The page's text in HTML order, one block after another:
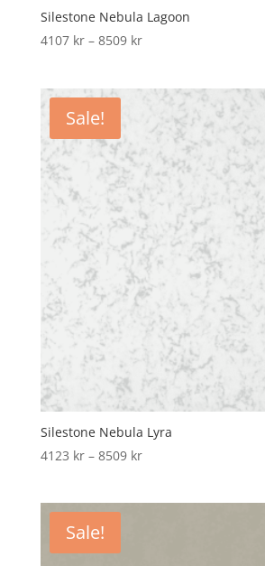
Silestone Nebula Lagoon
4107 kr – 8509 krPrice
through
8509 kr
Sale!
Silestone Nebula Lyra
4123 kr – 8509 krPrice
Sale!